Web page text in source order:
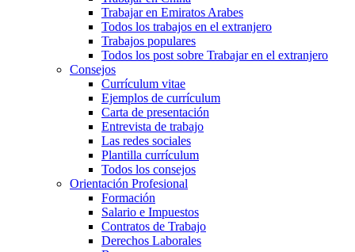
Trabajar en Emiratos Arabes
Todos los trabajos en el extranjero
Trabajos populares
Todos los post sobre Trabajar en el extranjero
Consejos
Currículum vitae
Ejemplos de currículum
Carta de presentación
Entrevista de trabajo
Las redes sociales
Plantilla currículum
Todos los consejos
Orientación Profesional
Formación
Salario e Impuestos
Contratos de Trabajo
Derechos Laborales